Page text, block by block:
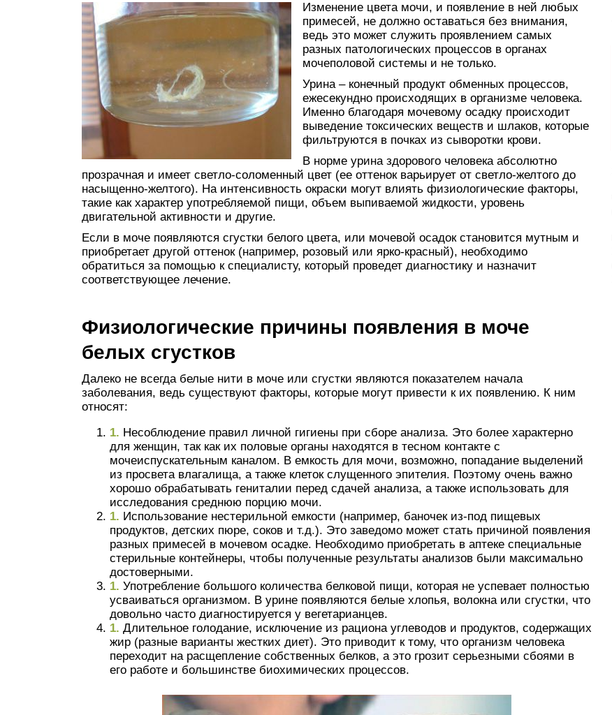
Изменение цвета мочи, и появление в ней любых
примесей, не должно оставаться без внимания,
ведь это может служить проявлением самых
разных патологических процессов в органах
мочеполовой системы и не только.
Урина – конечный продукт обменных процессов,
ежесекундно происходящих в организме человека.
Именно благодаря мочевому осадку происходит
выведение токсических веществ и шлаков, которые
фильтруются в почках из сыворотки крови.
В норме урина здорового человека абсолютно
прозрачная и имеет светло-соломенный цвет (ее оттенок варьирует от светло-желтого до
насыщенно-желтого). На интенсивность окраски могут влиять физиологические факторы,
такие как характер употребляемой пищи, объем выпиваемой жидкости, уровень
двигательной активности и другие.
Если в моче появляются сгустки белого цвета, или мочевой осадок становится мутным и
приобретает другой оттенок (например, розовый или ярко-красный), необходимо
обратиться за помощью к специалисту, который проведет диагностику и назначит
соответствующее лечение.
Физиологические причины появления в моче
белых сгустков
Далеко не всегда белые нити в моче или сгустки являются показателем начала
заболевания, ведь существуют факторы, которые могут привести к их появлению. К ним
относят:
Несоблюдение правил личной гигиены при сборе анализа. Это более характерно
для женщин, так как их половые органы находятся в тесном контакте с
мочеиспускательным каналом. В емкость для мочи, возможно, попадание выделений
из просвета влагалища, а также клеток слущенного эпителия. Поэтому очень важно
хорошо обрабатывать гениталии перед сдачей анализа, а также использовать для
исследования среднюю порцию мочи.
Использование нестерильной емкости (например, баночек из-под пищевых
продуктов, детских пюре, соков и т.д.). Это заведомо может стать причиной появления
разных примесей в мочевом осадке. Необходимо приобретать в аптеке специальные
стерильные контейнеры, чтобы полученные результаты анализов были максимально
достоверными.
Употребление большого количества белковой пищи, которая не успевает полностью
усваиваться организмом. В урине появляются белые хлопья, волокна или сгустки, что
довольно часто диагностируется у вегетарианцев.
Длительное голодание, исключение из рациона углеводов и продуктов, содержащих
жир (разные варианты жестких диет). Это приводит к тому, что организм человека
переходит на расщепление собственных белков, а это грозит серьезными сбоями в
его работе и большинстве биохимических процессов.